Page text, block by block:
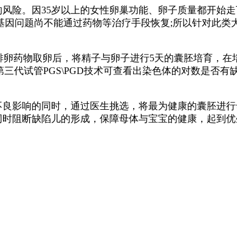
。因35岁以上的女性卵巢功能、卵子质量都开始
问题尚不能通过药物等治疗手段恢复;所以针对此
物取卵后，将精子与卵子进行5天的囊胚培育，在
代试管PGS\PGD技术可查看出染色体的对数是否
响的同时，通过医生挑选，将最为健康的囊胚进
阻断缺陷儿的形成，保障母体与宝宝的健康，起到优